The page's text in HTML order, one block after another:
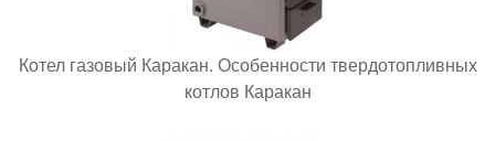
Котел газовый Каракан. Особенности твердотопливных
котлов Каракан